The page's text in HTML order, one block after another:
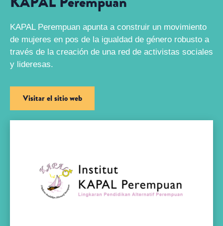
KAPAL Perempuan apunta a construir un movimiento
de mujeres en pos de la igualdad de género robusto a
través de la creación de una red de activistas sociales
y lideresas.
Visitar el sitio web